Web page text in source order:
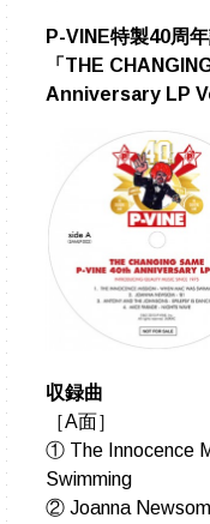
P-VINE特製40周
「THE
Anniversary LP
収録曲
［A面］
① The Innocence
Swimming
② Joanna